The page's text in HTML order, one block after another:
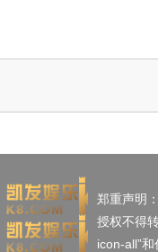
郑重声明
授权不得
icon-all”